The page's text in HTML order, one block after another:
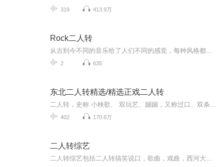
319 413.9万
Rock二人转
2 635
东北二人转精选/精选正戏二人转
402 170.6万
二人转综艺